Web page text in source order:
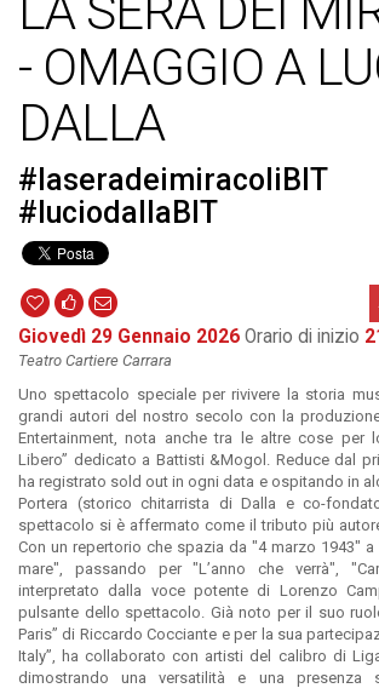
- OMAGGIO A
DALLA
#laseradeimiracoliBIT
#luciodallaBIT
Giovedì 29 Gennaio 2026 Orario di inizio
Teatro Cartiere Carrara
Uno spettacolo speciale per rivivere la storia
grandi autori del nostro secolo con la
Entertainment, nota anche tra le altre cose per
Libero” dedicato a Battisti &Mogol. Reduce dal
ha registrato sold out in ogni data e ospitando in
Portera (storico chitarrista di Dalla e co-
spettacolo si è affermato come il tributo più
Con un repertorio che spazia da "4 marzo 1943"
mare", passando per "L’anno che verrà",
interpretato dalla voce potente di Lorenzo
pulsante dello spettacolo. Già noto per il suo
Paris” di Riccardo Cocciante e per la sua
Italy”, ha collaborato con artisti del calibro di
dimostrando una versatilità e una presenza